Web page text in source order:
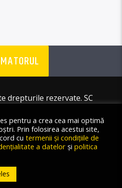
drepturile rezervate. SC
pentru a crea cea mai optimă
Prin folosirea acestui site,
cu termenii și condițiile de
a datelor și politica